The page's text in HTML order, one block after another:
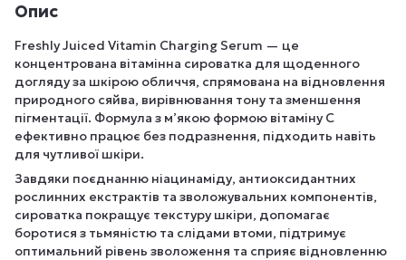
Опис
Freshly Juiced Vitamin Charging Serum — це
концентрована вітамінна сироватка для щоденного
догляду за шкірою обличчя, спрямована на відновлення
природного сяйва, вирівнювання тону та зменшення
пігментації. Формула з м’якою формою вітаміну C
ефективно працює без подразнення, підходить навіть
для чутливої шкіри.
Завдяки поєднанню ніацинаміду, антиоксидантних
рослинних екстрактів та зволожувальних компонентів,
сироватка покращує текстуру шкіри, допомагає
боротися з тьмяністю та слідами втоми, підтримує
оптимальний рівень зволоження та сприяє відновленню